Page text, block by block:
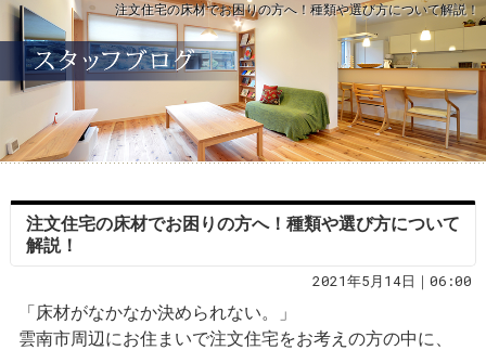
注文住宅の床材でお困りの方へ！種類や選び方について解説！
注文住宅の床材でお困りの方へ！種類や選び方について
解説！
2021年5月14日｜06:00
「床材がなかなか決められない。」
雲南市周辺にお住まいで注文住宅をお考えの方の中に、